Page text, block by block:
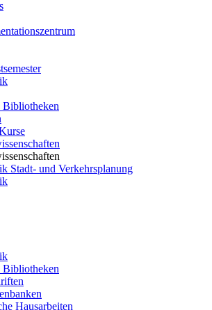
Stadt- und Verkehrsplanung
Hausarbeiten